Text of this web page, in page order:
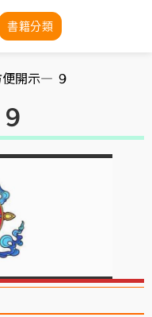
書籍分類
開示— ９